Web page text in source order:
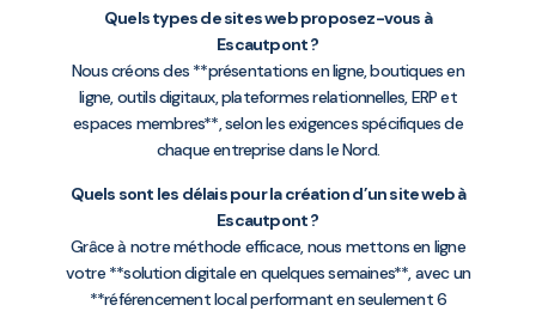
Quels types de sites web proposez-vous à
Escautpont ?
Nous créons des **présentations en ligne, boutiques en
ligne, outils digitaux, plateformes relationnelles, ERP et
espaces membres**, selon les exigences spécifiques de
chaque entreprise dans le Nord.
Quels sont les délais pour la création d’un site web à
Escautpont ?
Grâce à notre méthode efficace, nous mettons en ligne
votre **solution digitale en quelques semaines**, avec un
**référencement local performant en seulement 6